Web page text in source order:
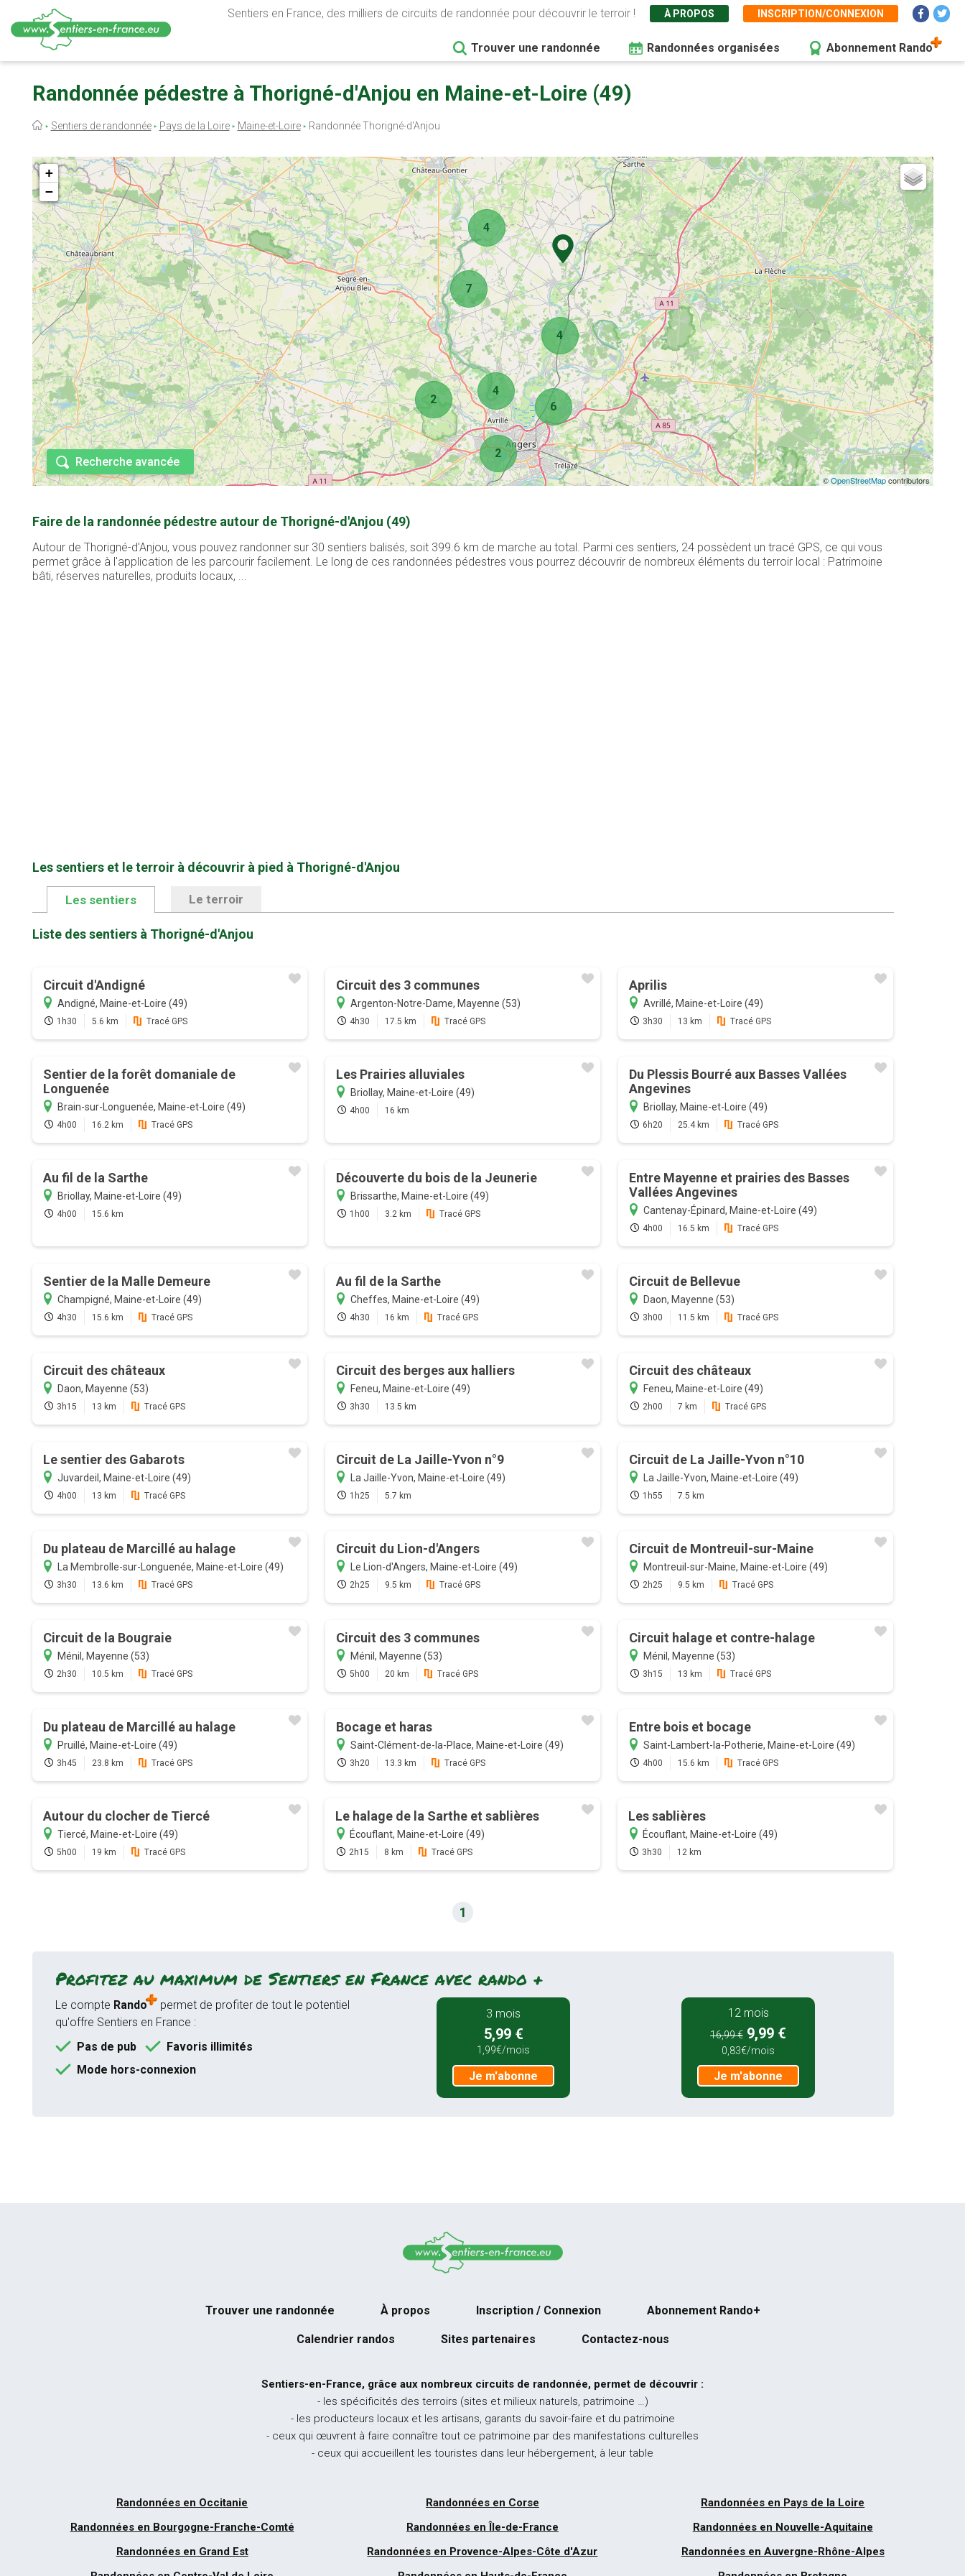
contenu
Sentiers en France, des milliers de circuits de randonnée pour découvrir le terroir ! À PROPOS INSCRIPTION/CONNEXION
Trouver une randonnée Randonnées organisées Abonnement Rando
Randonnée pédestre à Thorigné-d'Anjou en Maine-et-Loire (49)
Fil
Sentiers de randonnée Pays de la Loire Maine-et-Loire Randonnée Thorigné-d'Anjou
2
6
4
2
4
4
7
+
−
©OpenStreetMapcontributors
Recherche avancée
Faire de la randonnée pédestre autour de Thorigné-d'Anjou (49)
Autour de Thorigné-d'Anjou, vous pouvez randonner sur 30 sentiers balisés, soit 399.6 km de marche au total. Parmi ces sentiers, 24 possèdent un tracé GPS, ce qui vous
permet grâce à l'application de les parcourir facilement. Le long de ces randonnées pédestres vous pourrez découvrir de nombreux éléments du terroir local : Patrimoine
bâti, réserves naturelles, produits locaux, ...
Les sentiers et le terroir à découvrir à pied à Thorigné-d'Anjou
Les sentiers Le terroir
Liste des sentiers à Thorigné-d'Anjou
Circuit d'Andigné
Andigné, Maine-et-Loire (49)
1h30 5.6 km Tracé GPS
Circuit des 3 communes
Argenton-Notre-Dame, Mayenne (53)
4h30 17.5 km Tracé GPS
Aprilis
Avrillé, Maine-et-Loire (49)
3h30 13 km Tracé GPS
Sentier de la forêt domaniale de
Longuenée
Brain-sur-Longuenée, Maine-et-Loire (49)
4h00 16.2 km Tracé GPS
Les Prairies alluviales
Briollay, Maine-et-Loire (49)
4h00 16 km
Du Plessis Bourré aux Basses Vallées
Angevines
Briollay, Maine-et-Loire (49)
6h20 25.4 km Tracé GPS
Au fil de la Sarthe
Briollay, Maine-et-Loire (49)
4h00 15.6 km
Découverte du bois de la Jeunerie
Brissarthe, Maine-et-Loire (49)
1h00 3.2 km Tracé GPS
Entre Mayenne et prairies des Basses
Vallées Angevines
Cantenay-Épinard, Maine-et-Loire (49)
4h00 16.5 km Tracé GPS
Sentier de la Malle Demeure
Champigné, Maine-et-Loire (49)
4h30 15.6 km Tracé GPS
Au fil de la Sarthe
Cheffes, Maine-et-Loire (49)
4h30 16 km Tracé GPS
Circuit de Bellevue
Daon, Mayenne (53)
3h00 11.5 km Tracé GPS
Circuit des châteaux
Daon, Mayenne (53)
3h15 13 km Tracé GPS
Circuit des berges aux halliers
Feneu, Maine-et-Loire (49)
3h30 13.5 km
Circuit des châteaux
Feneu, Maine-et-Loire (49)
2h00 7 km Tracé GPS
Le sentier des Gabarots
Juvardeil, Maine-et-Loire (49)
4h00 13 km Tracé GPS
Circuit de La Jaille-Yvon n°9
La Jaille-Yvon, Maine-et-Loire (49)
1h25 5.7 km
Circuit de La Jaille-Yvon n°10
La Jaille-Yvon, Maine-et-Loire (49)
1h55 7.5 km
Du plateau de Marcillé au halage
La Membrolle-sur-Longuenée, Maine-et-Loire (49)
3h30 13.6 km Tracé GPS
Circuit du Lion-d'Angers
Le Lion-d'Angers, Maine-et-Loire (49)
2h25 9.5 km Tracé GPS
Circuit de Montreuil-sur-Maine
Montreuil-sur-Maine, Maine-et-Loire (49)
2h25 9.5 km Tracé GPS
Circuit de la Bougraie
Ménil, Mayenne (53)
2h30 10.5 km Tracé GPS
Circuit des 3 communes
Ménil, Mayenne (53)
5h00 20 km Tracé GPS
Circuit halage et contre-halage
Ménil, Mayenne (53)
3h15 13 km Tracé GPS
Du plateau de Marcillé au halage
Pruillé, Maine-et-Loire (49)
3h45 23.8 km Tracé GPS
Bocage et haras
Saint-Clément-de-la-Place, Maine-et-Loire (49)
3h20 13.3 km Tracé GPS
Entre bois et bocage
Saint-Lambert-la-Potherie, Maine-et-Loire (49)
4h00 15.6 km Tracé GPS
Autour du clocher de Tiercé
Tiercé, Maine-et-Loire (49)
5h00 19 km Tracé GPS
Le halage de la Sarthe et sablières
Écouflant, Maine-et-Loire (49)
2h15 8 km Tracé GPS
Les sablières
Écouflant, Maine-et-Loire (49)
3h30 12 km
1
Profitez au maximum de Sentiers en France avec rando +
Le compte Rando
permet de profiter de tout le potentiel
qu'offre Sentiers en France :
Pas de pub
Favoris illimités
Mode hors-connexion
3 mois
5,99 €
1,99€/mois
Je m'abonne
12 mois
16,99 € 9,99 €
0,83€/mois
Je m'abonne
Trouver une randonnée À propos Inscription / Connexion Abonnement Rando+
Calendrier randos Sites partenaires Contactez-nous
Sentiers-en-France, grâce aux nombreux circuits de randonnée, permet de découvrir :
- les spécificités des terroirs (sites et milieux naturels, patrimoine …)
- les producteurs locaux et les artisans, garants du savoir-faire et du patrimoine
- ceux qui œuvrent à faire connaître tout ce patrimoine par des manifestations culturelles
- ceux qui accueillent les touristes dans leur hébergement, à leur table
Randonnées en Occitanie Randonnées en Corse
Randonnées en Pays de la Loire
Randonnées en Bourgogne-Franche-Comté
Randonnées en Île-de-France
Randonnées en Nouvelle-Aquitaine
Randonnées en Grand Est
Randonnées en Provence-Alpes-Côte d'Azur
Randonnées en Auvergne-Rhône-Alpes